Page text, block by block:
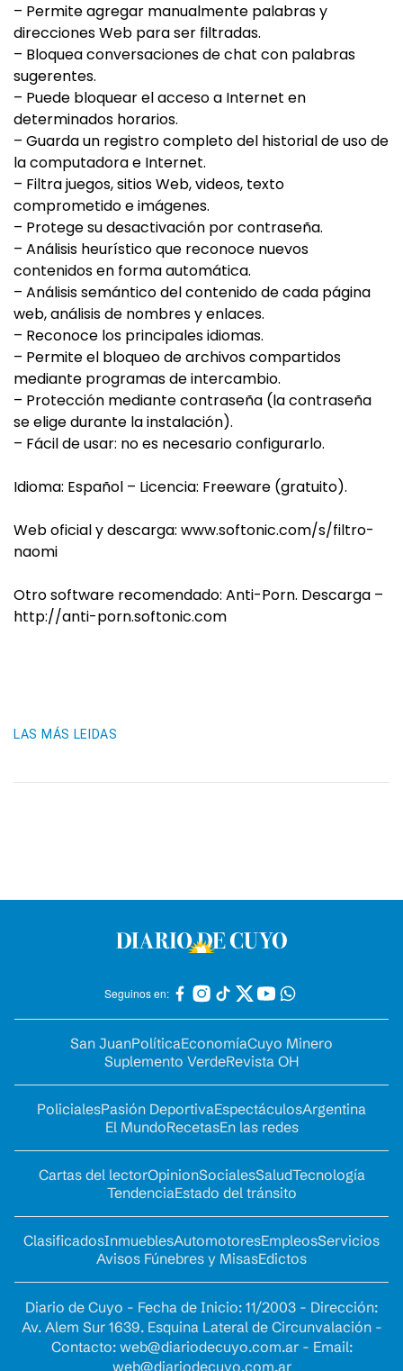
– Permite agregar manualmente palabras y
direcciones Web para ser filtradas.
– Bloquea conversaciones de chat con palabras
sugerentes.
– Puede bloquear el acceso a Internet en
determinados horarios.
– Guarda un registro completo del historial de uso de
la computadora e Internet.
– Filtra juegos, sitios Web, videos, texto
comprometido e imágenes.
– Protege su desactivación por contraseña.
– Análisis heurístico que reconoce nuevos
contenidos en forma automática.
– Análisis semántico del contenido de cada página
web, análisis de nombres y enlaces.
– Reconoce los principales idiomas.
– Permite el bloqueo de archivos compartidos
mediante programas de intercambio.
– Protección mediante contraseña (la contraseña
se elige durante la instalación).
– Fácil de usar: no es necesario configurarlo.
Idioma: Español – Licencia: Freeware (gratuito).
Web oficial y descarga: www.softonic.com/s/filtro-
naomi
Otro software recomendado: Anti-Porn. Descarga –
http://anti-porn.softonic.com
LAS MÁS LEIDAS
Seguinos en:
San JuanPolíticaEconomíaCuyo Minero
Suplemento VerdeRevista OH
PolicialesPasión DeportivaEspectáculosArgentina
El MundoRecetasEn las redes
Cartas del lectorOpinionSocialesSaludTecnología
TendenciaEstado del tránsito
ClasificadosInmueblesAutomotoresEmpleosServicios
Avisos Fúnebres y MisasEdictos
Diario de Cuyo - Fecha de Inicio: 11/2003 - Dirección:
Av. Alem Sur 1639. Esquina Lateral de Circunvalación -
Contacto: web@diariodecuyo.com.ar- Email:
web@diariodecuyo.com.ar